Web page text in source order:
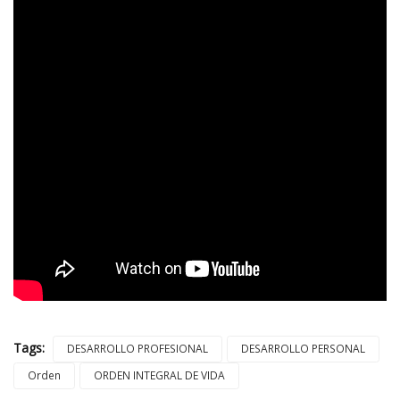
Tags: DESARROLLO PROFESIONAL
DESARROLLO PERSONAL
Orden
ORDEN INTEGRAL DE VIDA